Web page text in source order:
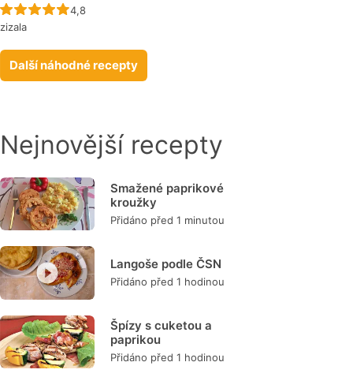
Recept ještě nebyl hodnocen
4,8
zizala
Další náhodné recepty
Nejnovější recepty
Smažené paprikové
kroužky
Přidáno před 1 minutou
Langoše podle ČSN
Přidáno před 1 hodinou
Špízy s cuketou a
paprikou
Přidáno před 1 hodinou